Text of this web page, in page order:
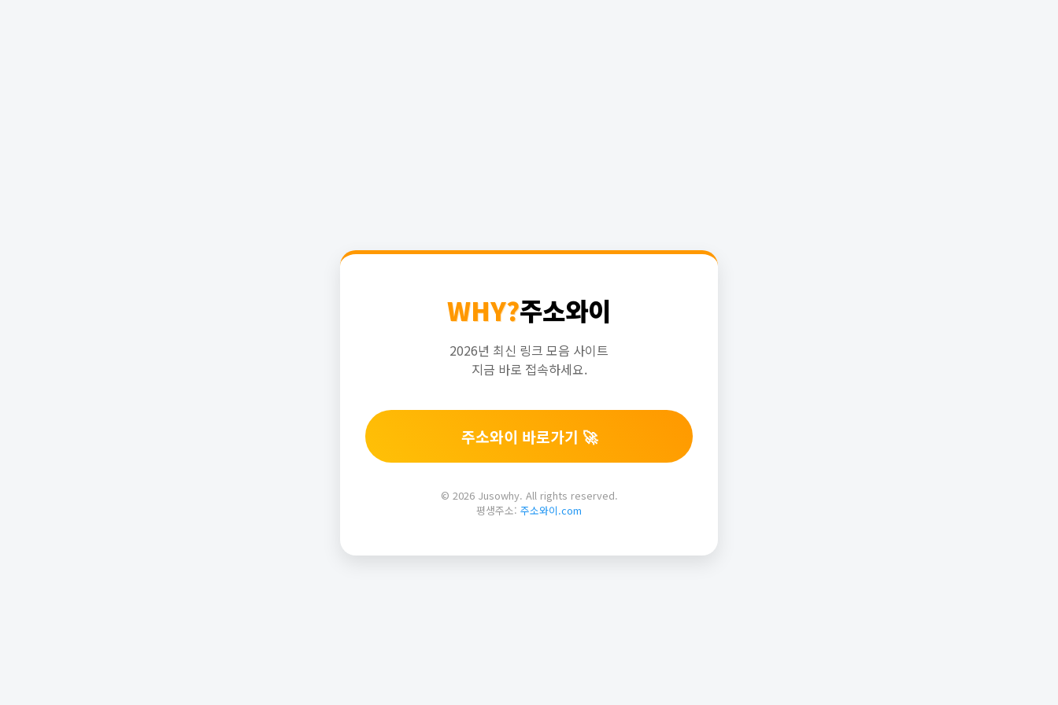
WHY?주소와이
2026년 최신 링크 모음 사이트
지금 바로 접속하세요.
주소와이 바로가기 🚀
© 2026 Jusowhy. All rights reserved.
평생주소: 주소와이.com